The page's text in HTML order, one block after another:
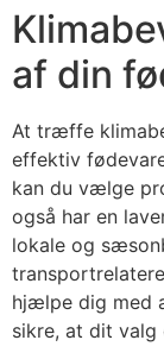
af din
At træffe
effektiv
kan du vælge
også har en
lokale og
hjælpe dig med
sikre, at dit